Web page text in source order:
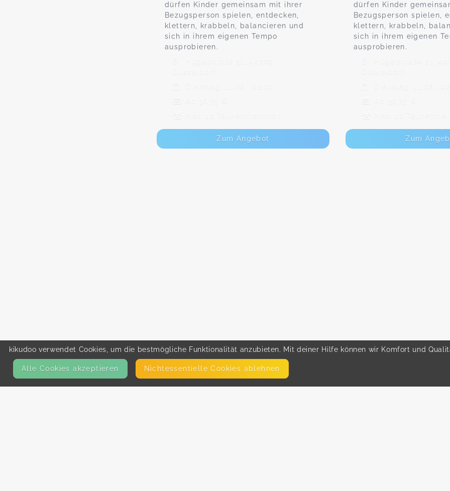
dürfen Kinder gemeinsam mit ihrer
Bezugsperson spielen, entdecken,
klettern, krabbeln, balancieren und
sich in ihrem eigenen Tempo
ausprobieren.
Hügelstraße 51, 40589
Düsseldorf
Dienstag, 11.08., 02:00
Ab 36,75 €
Max. 12 TeilnehmerInnen
Zum Angebot
dürfen Kinder
Bezugsperson spielen,
klettern, krabbeln,
sich in ihrem eigenen
ausprobieren.
Hügelstraße 51,
Düsseldorf
Dienstag, 11.08.,
Ab 36,75 €
Max. 10
Zum
kikudoo verwendet Cookies, um die bestmögliche Funktionalität anzubieten. Mit deiner Hilfe können wir Komfort und
Alle Cookies akzeptieren Nicht­essentielle Cookies ablehnen